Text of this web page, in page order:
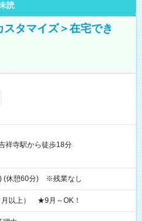
読
タマイズ＞在宅でき
祥寺駅から徒歩18分
(休憩60分) ※残業なし
月以上） ★9月～OK！